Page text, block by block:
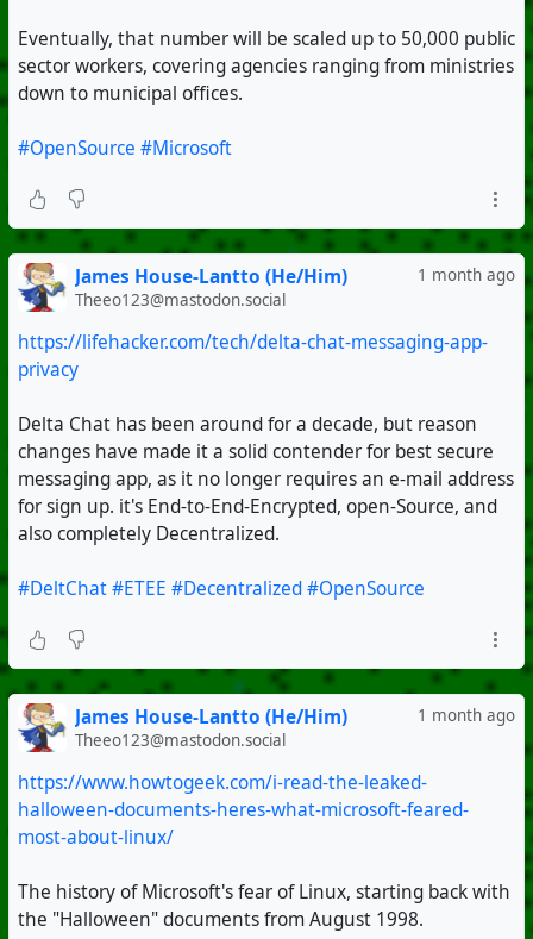
Eventually, that number will be scaled up to 50,000 public
sector workers, covering agencies ranging from ministries
down to municipal offices.
#OpenSource #Microsoft
1 month ago
James House-Lantto (He/Him)
Theeo123@mastodon.social
https://lifehacker.com/tech/delta-chat-messaging-app-
privacy
Delta Chat has been around for a decade, but reason
changes have made it a solid contender for best secure
messaging app, as it no longer requires an e-mail address
for sign up. it's End-to-End-Encrypted, open-Source, and
also completely Decentralized.
#DeltChat#ETEE #Decentralized#OpenSource
1 month ago
James House-Lantto (He/Him)
Theeo123@mastodon.social
https://www.howtogeek.com/i-read-the-leaked-
halloween-documents-heres-what-microsoft-feared-
most-about-linux/
The history of Microsoft's fear of Linux, starting back with
the "Halloween" documents from August 1998.